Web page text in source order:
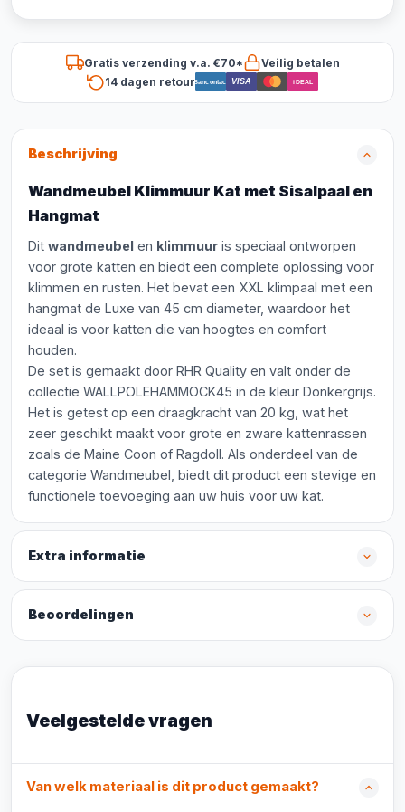
Gratis verzending v.a. €70*
Veilig betalen
14 dagen retourBancontact VISA iDEAL
Beschrijving
Wandmeubel Klimmuur Kat met Sisalpaal en
Hangmat
Dit wandmeubel en klimmuur is speciaal ontworpen
voor grote katten en biedt een complete oplossing voor
klimmen en rusten. Het bevat een XXL klimpaal met een
hangmat de Luxe van 45 cm diameter, waardoor het
ideaal is voor katten die van hoogtes en comfort
houden.
De set is gemaakt door RHR Quality en valt onder de
collectie WALLPOLEHAMMOCK45 in de kleur Donkergrijs.
Het is getest op een draagkracht van 20 kg, wat het
zeer geschikt maakt voor grote en zware kattenrassen
zoals de Maine Coon of Ragdoll. Als onderdeel van de
categorie Wandmeubel, biedt dit product een stevige en
functionele toevoeging aan uw huis voor uw kat.
Extra informatie
Beoordelingen
Veelgestelde vragen
Van welk materiaal is dit product gemaakt?